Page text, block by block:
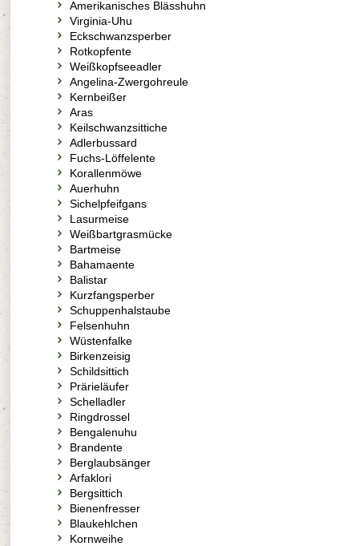
Amerikanisches Blässhuhn
Virginia-Uhu
Eckschwanzsperber
Rotkopfente
Weißkopfseeadler
Angelina-Zwergohreule
Kernbeißer
Aras
Keilschwanzsittiche
Adlerbussard
Fuchs-Löffelente
Korallenmöwe
Auerhuhn
Sichelpfeifgans
Lasurmeise
Weißbartgrasmücke
Bartmeise
Bahamaente
Balistar
Kurzfangsperber
Schuppenhalstaube
Felsenhuhn
Wüstenfalke
Birkenzeisig
Schildsittich
Prärieläufer
Schelladler
Ringdrossel
Bengalenuhu
Brandente
Berglaubsänger
Arfaklori
Bergsittich
Bienenfresser
Blaukehlchen
Kornweihe